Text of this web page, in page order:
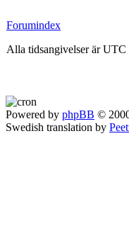
Forumindex
Alla tidsangivelser är
Powered by phpBB ©
Swedish translation by